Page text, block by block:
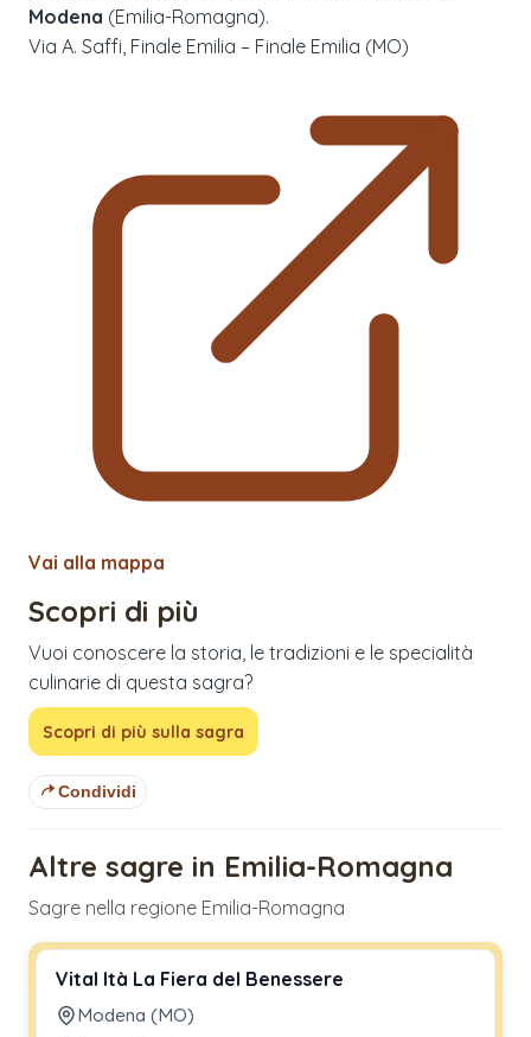
Modena (Emilia-Romagna).
Via A. Saffi, Finale Emilia – Finale Emilia (MO)
Vai alla mappa
Scopri di più
Vuoi conoscere la storia, le tradizioni e le specialità
culinarie di questa sagra?
Scopri di più sulla sagra
Condividi
Altre sagre in Emilia-Romagna
Sagre nella regione Emilia-Romagna
Vital Ità La Fiera del Benessere
Modena (MO)